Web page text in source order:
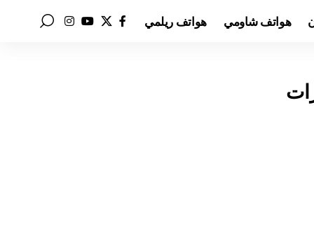
هواتف شاومي هواتف ريلمي